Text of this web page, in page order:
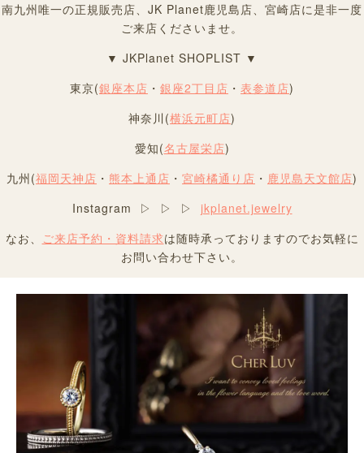
南九州唯一の正規販売店、JK Planet鹿児島店、宮崎店に是非一度
ご来店くださいませ。
▼ JKPlanet SHOPLIST ▼
東京(銀座本店 ・ 銀座2丁目店 ・ 表参道店)
神奈川(横浜元町店)
愛知(名古屋栄店)
九州(福岡天神店 ・ 熊本上通店 ・ 宮崎橘通り店 ・ 鹿児島天文館店)
Instagram ▷ ▷ ▷ jkplanet.jewelry
なお、
ご来店予約・資料請求は随時承っておりますのでお気軽に
お問い合わせ下さい。